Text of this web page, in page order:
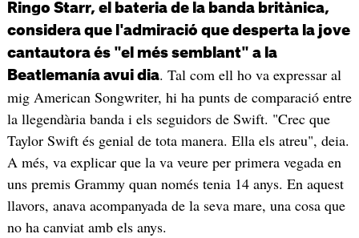
Ringo Starr, el bateria de la banda britànica,
considera que l'admiració que desperta la jove
cantautora és "el més semblant" a la
Beatlemanía avui dia. Tal com ell ho va expressar al
mig American Songwriter, hi ha punts de comparació entre
la llegendària banda i els seguidors de Swift. "Crec que
Taylor Swift és genial de tota manera. Ella els atreu", deia.
A més, va explicar que la va veure per primera vegada en
uns premis Grammy quan només tenia 14 anys. En aquest
llavors, anava acompanyada de la seva mare, una cosa que
no ha canviat amb els anys.